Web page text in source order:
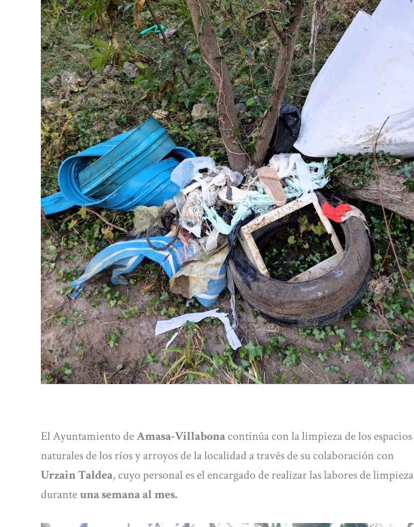
El Ayuntamiento deAmasa-Villabonacontinúa con la limpieza de los espacios
naturales de los ríos y arroyos de la localidad a través de su colaboración con
Urzain Taldea, cuyo personal es el encargado de realizar las labores de limpieza
duranteuna semana al mes.